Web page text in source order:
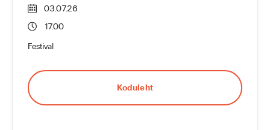
03.07.26
17.00
Festival
Koduleht